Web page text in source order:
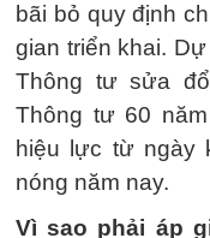
bãi bỏ quy định
gian triển khai.
Thông tư sửa
Thông tư 60
hiệu lực từ ngày
nóng năm nay.
Vì sao phải áp